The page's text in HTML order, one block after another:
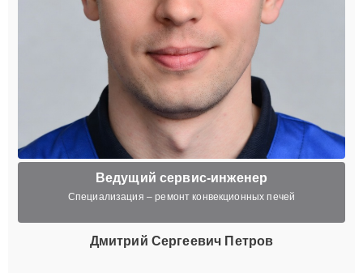
Ведущий сервис-инженер
Специализация – ремонт конвекционных печей
Дмитрий Сергеевич Петров